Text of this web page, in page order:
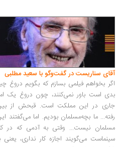
آقای سناریست در گفت‌وگو با سعید مطلبی
اگر بخواهم فیلمی بسازم که بگویم دروغ
بدی است باور نمی‌کنند، چون دروغ یک
جاری در این مملکت است. قبحش از
رفته... ما بچه‌مسلمان بودیم. اما می‌گفتند
مسلمان نیست... وقتی به آدمی که در
سینماست می‌گویند اجازه کار نداری، یعنی